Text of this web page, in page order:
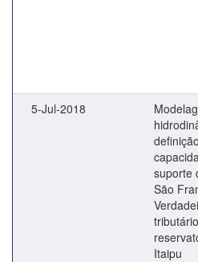
5-Jul-2018
suporte
São
Itaipu